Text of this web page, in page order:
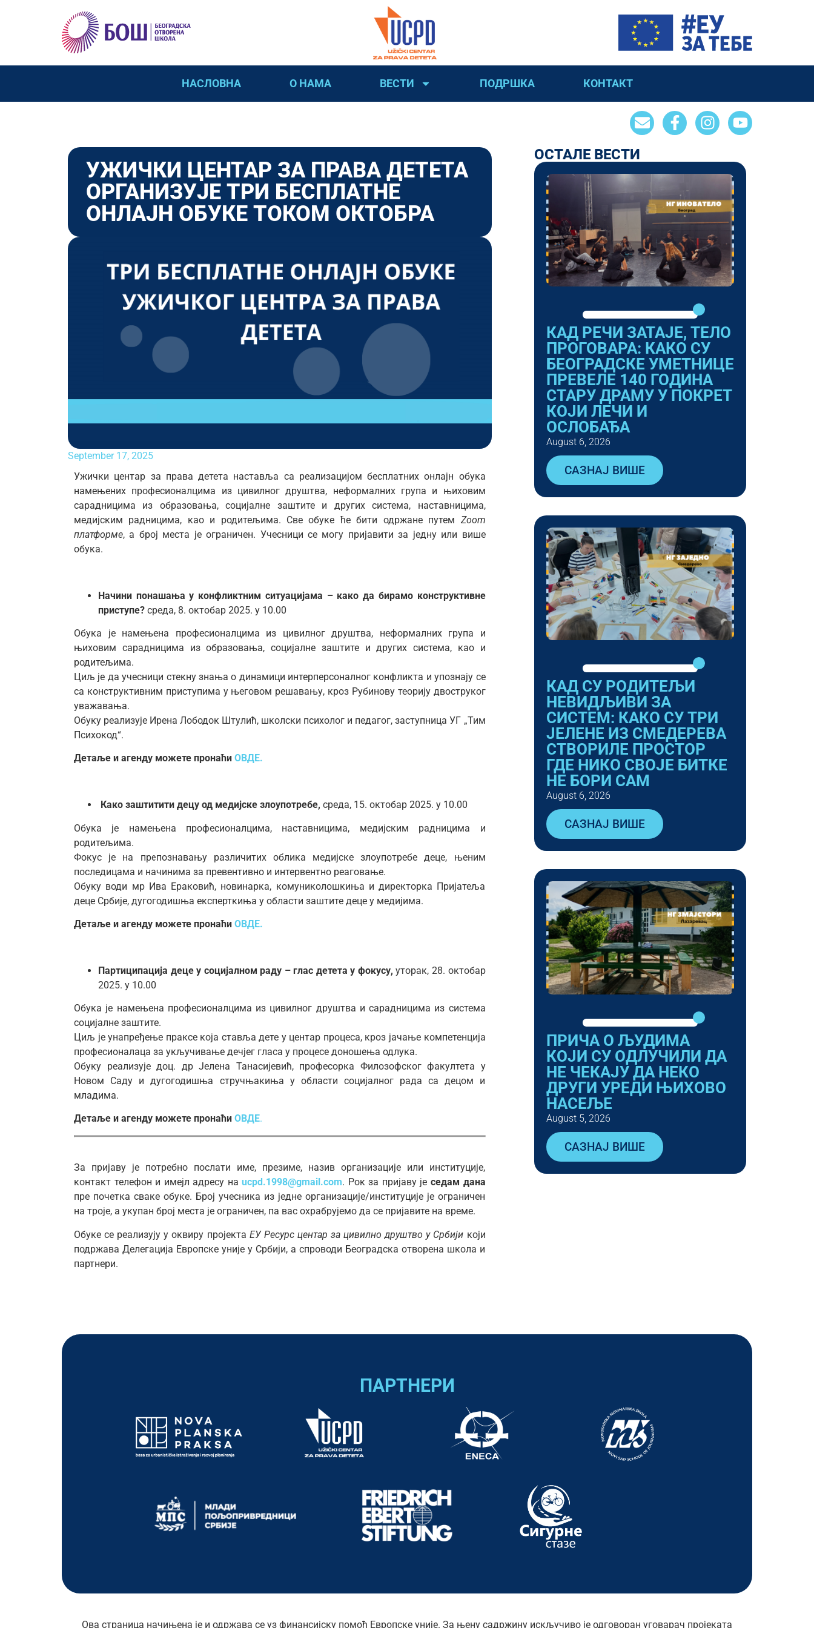
НАСЛОВНА О НАМА ВЕСТИ ПОДРШКА КОНТАКТ
УЖИЧКИ ЦЕНТАР ЗА ПРАВА ДЕТЕТА
ОРГАНИЗУЈЕ ТРИ БЕСПЛАТНЕ
ОНЛАЈН ОБУКЕ ТОКОМ ОКТОБРА
September 17, 2025
Ужички центар за права детета наставља са реализацијом бесплатних онлајн обука
намењених професионалцима из цивилног друштва, неформалних група и њиховим
сарадницима из образовања, социјалне заштите и других система, наставницима,
медијским радницима, као и родитељима. Све обуке ће бити одржане путем Zoom
платформе, а број места је ограничен. Учесници се могу пријавити за једну или више
обука.
Начини понашања у конфликтним ситуацијама – како да бирамо конструктивне
приступе? среда, 8. октобар 2025. у 10.00
Обука је намењена професионалцима из цивилног друштва, неформалних група и
њиховим сарадницима из образовања, социјалне заштите и других система, као и
родитељима.
Циљ је да учесници стекну знања о динамици интерперсоналног конфликта и упознају се
са конструктивним приступима у његовом решавању, кроз Рубинову теорију двоструког
уважавања.
Обуку реализује Ирена Лободок Штулић, школски психолог и педагог, заступница УГ „Тим
Психокод“.
Детаље и агенду можете пронаћи ОВДЕ.
Како заштитити децу од медијске злоупотребе, cреда, 15. октобар 2025. у 10.00
Обука је намењена професионалцима, наставницима, медијским радницима и
родитељима.
Фокус је на препознавању различитих облика медијске злоупотребе деце, њеним
последицама и начинима за превентивно и интервентно реаговање.
Обуку води мр Ива Ераковић, новинарка, комуниколошкиња и директорка Пријатеља
деце Србије, дугогодишња експерткиња у области заштите деце у медијима.
Детаље и агенду можете пронаћи ОВДЕ.
Партиципација деце у социјалном раду – глас детета у фокусу,уторак, 28. октобар
2025. у 10.00
Обука је намењена професионалцима из цивилног друштва и сарадницима из система
социјалне заштите.
Циљ је унапређење праксе која ставља дете у центар процеса, кроз јачање компетенција
професионалаца за укључивање дечјег гласа у процесе доношења одлука.
Обуку реализује доц. др Јелена Танасијевић, професорка Филозофског факултета у
Новом Саду и дугогодишња стручњакиња у области социјалног рада са децом и
младима.
Детаље и агенду можете пронаћи ОВДЕ.
За пријаву је потребно послати име, презиме, назив организације или институције,
контакт телефон и имејл адресу наucpd.1998@gmail.com. Рок за пријаву је седам дана
пре почетка сваке обуке. Број учесника из једне организације/институције је ограничен
на троје, а укупан број места је ограничен, па вас охрабрујемо да се пријавите на време.
Обуке се реализују у оквиру пројекта ЕУ Ресурс центар за цивилно друштво у Србији који
подржава Делегација Европске уније у Србији, а спроводи Београдска отворена школа и
партнери.
ОСТАЛЕ ВЕСТИ
КАД РЕЧИ ЗАТАЈЕ, ТЕЛО
ПРОГОВАРА: КАКО СУ
БЕОГРАДСКЕ УМЕТНИЦЕ
ПРЕВЕЛЕ 140 ГОДИНА
СТАРУ ДРАМУ У ПОКРЕТ
КОЈИ ЛЕЧИ И
ОСЛОБАЂА
August 6, 2026
САЗНАЈ ВИШЕ
КАД СУ РОДИТЕЉИ
НЕВИДЉИВИ ЗА
СИСТЕМ: КАКО СУ ТРИ
ЈЕЛЕНЕ ИЗ СМЕДЕРЕВА
СТВОРИЛЕ ПРОСТОР
ГДЕ НИКО СВОЈЕ БИТКЕ
НЕ БОРИ САМ
August 6, 2026
САЗНАЈ ВИШЕ
ПРИЧА О ЉУДИМА
КОЈИ СУ ОДЛУЧИЛИ ДА
НЕ ЧЕКАЈУ ДА НЕКО
ДРУГИ УРЕДИ ЊИХОВО
НАСЕЉЕ
August 5, 2026
САЗНАЈ ВИШЕ
ПАРТНЕРИ
Ова страница начињена је и одржава се уз финансијску помоћ Европске уније. За њену садржину искључиво је одговоран уговарач пројеката